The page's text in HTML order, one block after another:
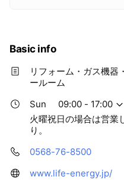
Basic info
リフォーム・ガス機器
ールーム
Sun
09:00 - 17:00
火曜祝日の場合は営業
り。
0568-76-8500
www.life-energy.jp/